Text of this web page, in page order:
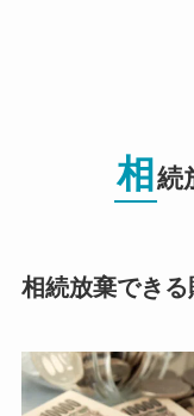
相 続
相続放棄できる